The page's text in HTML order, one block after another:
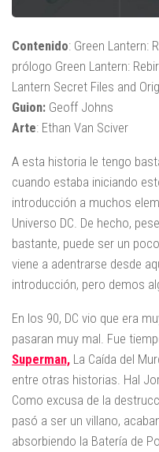
Contenido: Green Lantern:
prólogo Green Lantern:
Lantern Secret Files and
Guion: Geoff Johns
Arte: Ethan Van Sciver
A esta historia le tengo
cuando estaba iniciando
introducción a muchos
Universo DC. De hecho,
bastante, puede ser un
viene a adentrarse desde
introducción, pero demos
En los 90, DC vio que era
pasaran muy mal. Fue
Superman, La Caída del
entre otras historias. Hal
Como excusa de la
pasó a ser un villano,
absorbiendo la Batería de